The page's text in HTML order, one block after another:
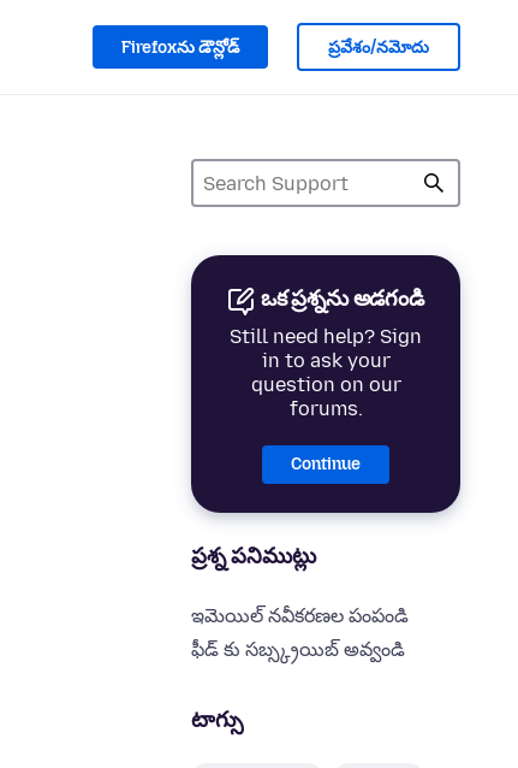
Firefoxను డౌన్లోడ్ ప్రవేశం/నమోదు
ఒక ప్రశ్నను అడగండి
Still need help? Sign
in to ask your
question on our
forums.
Continue
ప్రశ్న పనిముట్లు
ఇమెయిల్ నవీకరణల పంపండి
ఫీడ్ కు సబ్స్క్రయిబ్ అవ్వండి
టాగ్సు